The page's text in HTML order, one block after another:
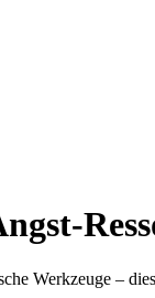
Werkzeuge –